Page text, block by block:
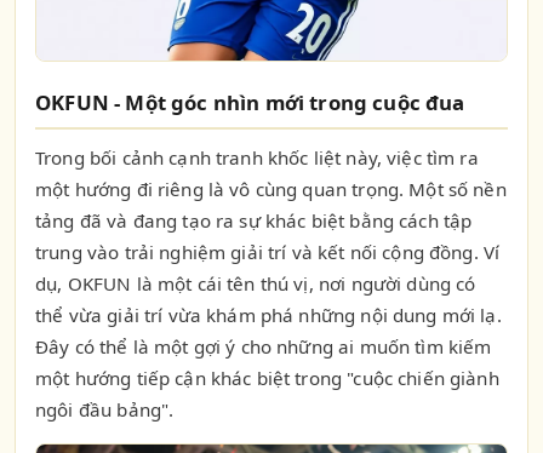
OKFUN - Một góc nhìn mới trong cuộc đua
Trong bối cảnh cạnh tranh khốc liệt này, việc tìm ra
một hướng đi riêng là vô cùng quan trọng. Một số nền
tảng đã và đang tạo ra sự khác biệt bằng cách tập
trung vào trải nghiệm giải trí và kết nối cộng đồng. Ví
dụ, OKFUN là một cái tên thú vị, nơi người dùng có
thể vừa giải trí vừa khám phá những nội dung mới lạ.
Đây có thể là một gợi ý cho những ai muốn tìm kiếm
một hướng tiếp cận khác biệt trong "cuộc chiến giành
ngôi đầu bảng".